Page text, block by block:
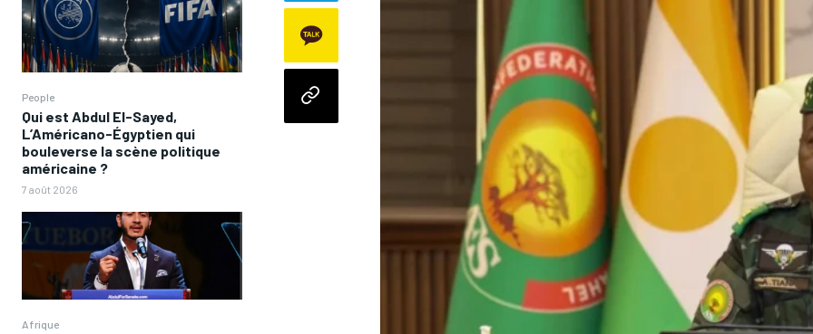
People
Qui est Abdul El-Sayed,
L’Américano-Égyptien qui
bouleverse la scène politique
américaine ?
7 août 2026
Afrique